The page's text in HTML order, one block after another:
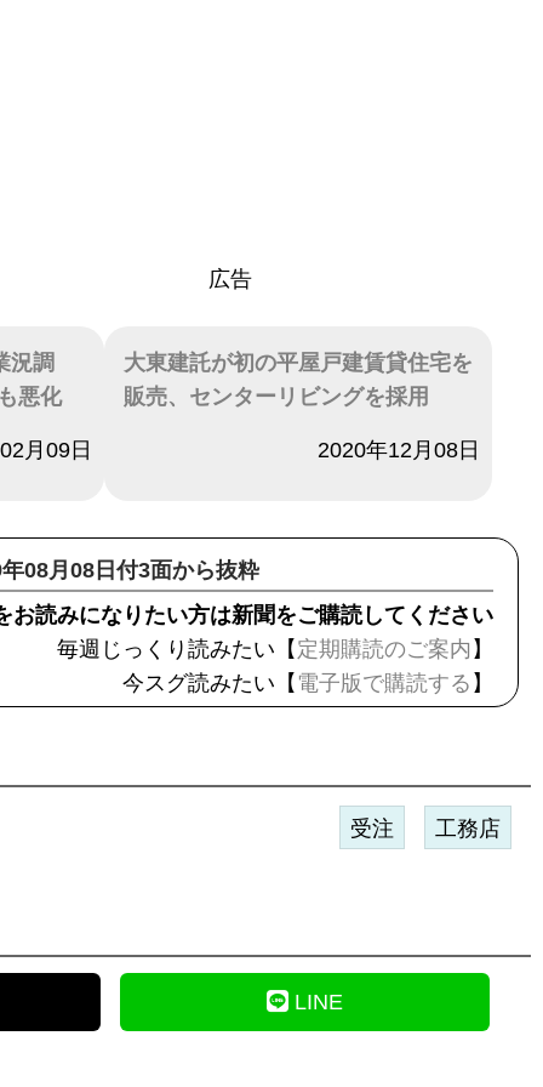
広告
況調
悪化
月09日
大東建託が初の平屋戸建賃貸住宅を
販売、センターリビングを採用
2020年12月08日
08月08日付3面から抜粋
お読みになりたい方は新聞をご購読してください
毎週じっくり読みたい【 定期購読のご案内 】
今スグ読みたい【 電子版で購読する 】
受注 工務店
LINE